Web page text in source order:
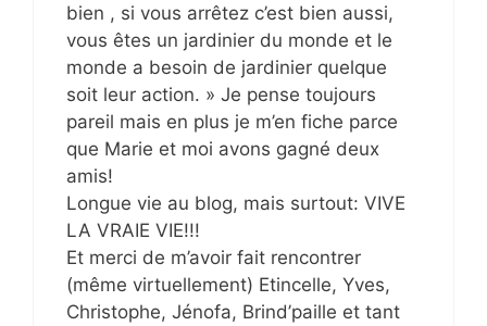
bien , si vous arrêtez c’est bien aussi,
vous êtes un jardinier du monde et le
monde a besoin de jardinier quelque
soit leur action. » Je pense toujours
pareil mais en plus je m’en fiche parce
que Marie et moi avons gagné deux
amis!
Longue vie au blog, mais surtout: VIVE
LA VRAIE VIE!!!
Et merci de m’avoir fait rencontrer
(même virtuellement) Etincelle, Yves,
Christophe, Jénofa, Brind’paille et tant